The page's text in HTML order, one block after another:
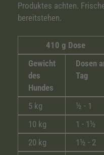
Produktes achten.
bereitstehen.
410 g Dose
Gewicht
des
Hundes
Dosen
Tag
5 kg
½ - 1
10 kg
1 - 1½
20 kg
1½ - 2